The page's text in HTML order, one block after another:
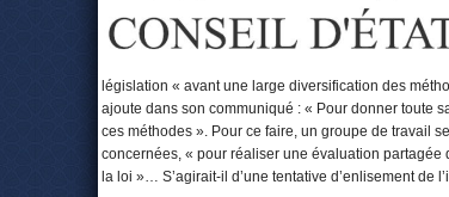
législation « avant une large diversification des
ajoute dans son communiqué : « Pour donner toute
ces méthodes ». Pour ce faire, un groupe de travail
concernées, « pour réaliser une évaluation
la loi »… S’agirait-il d’une tentative d’enlisement de